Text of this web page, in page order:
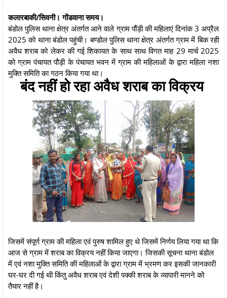
कलारबाकी/सिवनी। गोंडवाना समय।
बंडोल पुलिस थाना क्षेत्र अंतर्गत आने वाले ग्राम पौंड़ी की महिलाएं दिनांक 3 अप्रैल
2025 को थाना बंडोल पहुंची। बण्डोल पुलिस थाना क्षेत्र अंतर्गत ग्राम में बिक रही
अवैध शराब को लेकर की गई शिकायत के साथ साथ विगत माह 29 मार्च 2025
को ग्राम पंचायत पौड़ी के पंचायत भवन में ग्राम की महिलाओं के द्वारा महिला नशा
मुक्ति समिति का गठन किया गया था।
बंद नहीं हो रहा अवैध शराब का विक्रय
जिसमें संपूर्ण ग्राम की महिला एवं पुरुष शामिल हुए थे जिसमें निर्णय लिया गया था कि
आज से ग्राम में शराब का विक्रय नहीं किया जाएगा। जिसकी सूचना थाना बंडोल
में एवं नशा मुक्ति समिति की महिलाओं के द्वारा ग्राम में भ्रमण कर इसकी जानकारी
घर-घर दी गई थी किंतु अवैध शराब एवं देशी पक्की शराब के व्यापारी मानने को
तैयार नहीं है।